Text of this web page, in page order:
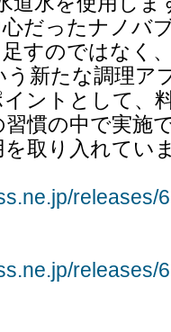
だったナノバ
すのではなく
新たな調理ア
ントとして、
慣の中で実施
を取り入れてい
releases/
releases/